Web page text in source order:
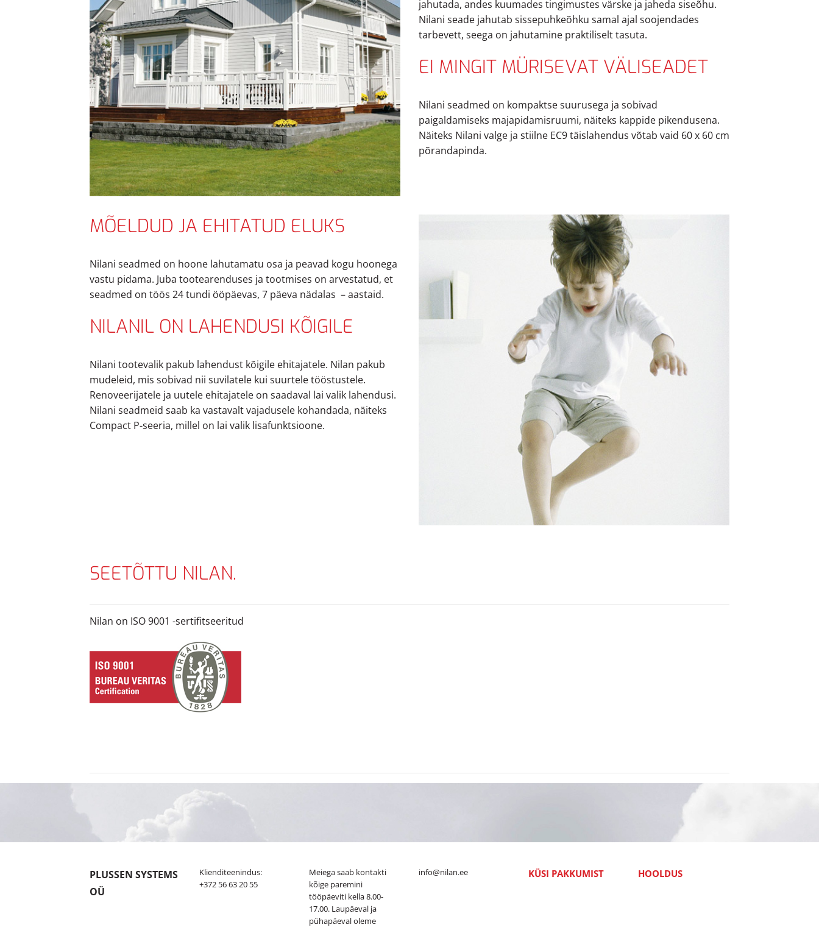
jahutada, andes kuumades tingimustes värske ja jaheda siseõhu.
Nilani seade jahutab sissepuhkeõhku samal ajal soojendades
tarbevett, seega on jahutamine praktiliselt tasuta.
EI MINGIT MÜRISEVAT VÄLISEADET
Nilani seadmed on kompaktse suurusega ja sobivad
paigaldamiseks majapidamisruumi, näiteks kappide pikendusena.
Näiteks Nilani valge ja stiilne EC9 täislahendus võtab vaid 60 x 60 cm
põrandapinda.
MÕELDUD JA EHITATUD ELUKS
Nilani seadmed on hoone lahutamatu osa ja peavad kogu hoonega
vastu pidama. Juba tootearenduses ja tootmises on arvestatud, et
seadmed on töös 24 tundi ööpäevas, 7 päeva nädalas – aastaid.
NILANIL ON LAHENDUSI KÕIGILE
Nilani tootevalik pakub lahendust kõigile ehitajatele. Nilan pakub
mudeleid, mis sobivad nii suvilatele kui suurtele tööstustele.
Renoveerijatele ja uutele ehitajatele on saadaval lai valik lahendusi.
Nilani seadmeid saab ka vastavalt vajadusele kohandada, näiteks
Compact P-seeria, millel on lai valik lisafunktsioone.
SEETÕTTU NILAN.
Nilan on ISO 9001 -sertifitseeritud
PLUSSEN SYSTEMS
OÜ
Klienditeenindus:
+372 56 63 20 55
Meiega saab kontakti
kõige paremini
tööpäeviti kella 8.00-
17.00. Laupäeval ja
pühapäeval oleme
info@nilan.ee KÜSI PAKKUMIST HOOLDUS